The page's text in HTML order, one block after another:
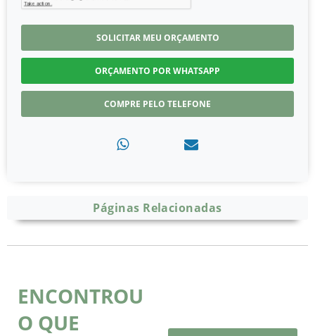
SOLICITAR MEU ORÇAMENTO
ORÇAMENTO POR WHATSAPP
COMPRE PELO TELEFONE
Páginas Relacionadas
ENCONTROU
O QUE